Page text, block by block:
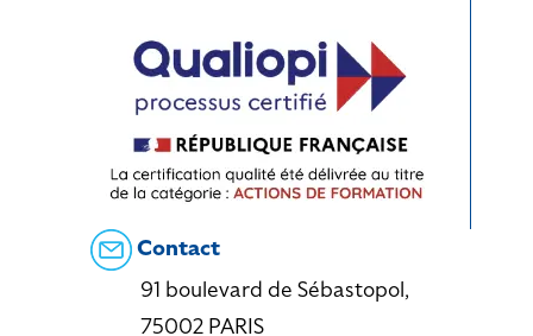
Contact
91 boulevard de Sébastopol,
75002 PARIS